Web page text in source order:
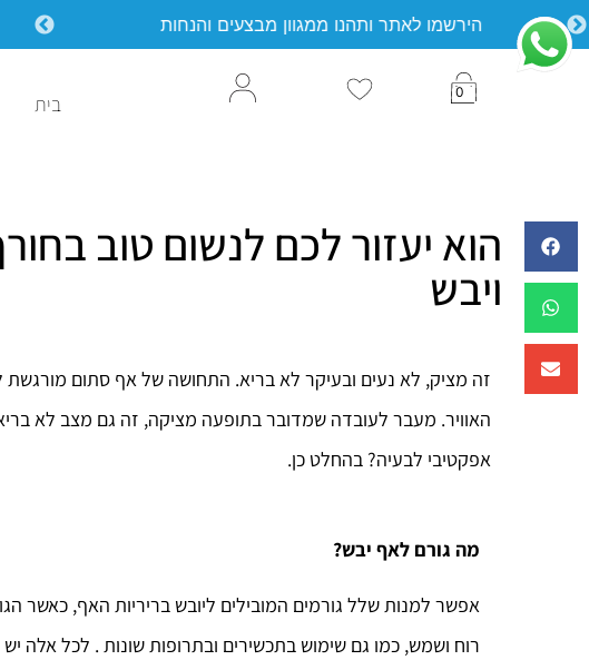
משלוח חינם בקנייה ב-198 ₪ ומעלה
0 בית
הוא יעזור לכם לנשום טוב
ויבש
זה מציק, לא נעים ובעיקר לא בריא. התחושה של אף סתום
האוויר. מעבר לעובדה שמדובר בתופעה מציקה, זה גם מצב לא
אפקטיבי לבעיה? בהחלט כן.
מה גורם לאף יבש?
אפשר למנות שלל גורמים המובילים ליובש בריריות האף, כאשר
רוח ושמש, כמו גם שימוש בתכשירים ובתרופות שונות . לכל אלה